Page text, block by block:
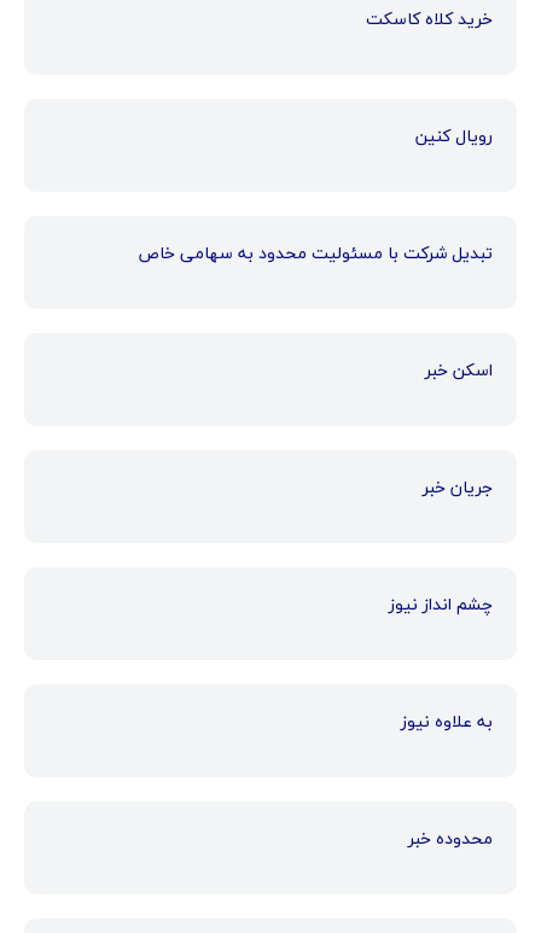
خرید کلاه کاسکت
رویال کنین
تبدیل شرکت با مسئولیت محدود به سهامی خاص
اسکن خبر
جریان خبر
چشم انداز نیوز
به علاوه نیوز
محدوده خبر